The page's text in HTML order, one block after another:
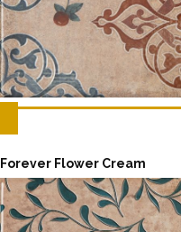
Forever Flower Cream